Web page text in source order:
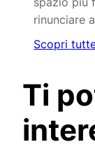
rinunciare
Scopri
Ti